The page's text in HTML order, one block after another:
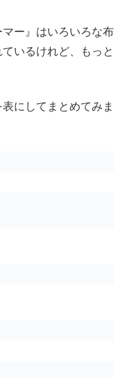
マー』はいろいろな布
いるけれど、もっと
にしてまとめてみま